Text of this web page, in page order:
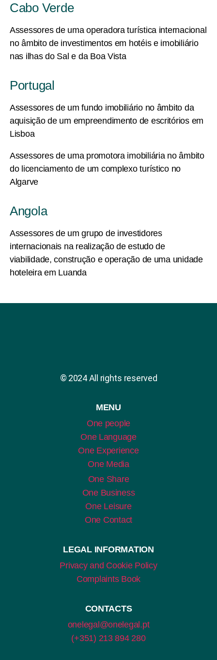
Cabo Verde
Assessores de uma operadora turística internacional
no âmbito de investimentos em hotéis e imobiliário
nas ilhas do Sal e da Boa Vista
Portugal
Assessores de um fundo imobiliário no âmbito da
aquisição de um empreendimento de escritórios em
Lisboa
Assessores de uma promotora imobiliária no âmbito
do licenciamento de um complexo turístico no
Algarve
Angola
Assessores de um grupo de investidores
internacionais na realização de estudo de
viabilidade, construção e operação de uma unidade
hoteleira em Luanda
© 2024 All rights reserved
MENU
One people
One Language
One Experience
One Media
One Share
One Business
One Leisure
One Contact
LEGAL INFORMATION
Privacy and Cookie Policy
Complaints Book
CONTACTS
onelegal@onelegal.pt
(+351) 213 894 280